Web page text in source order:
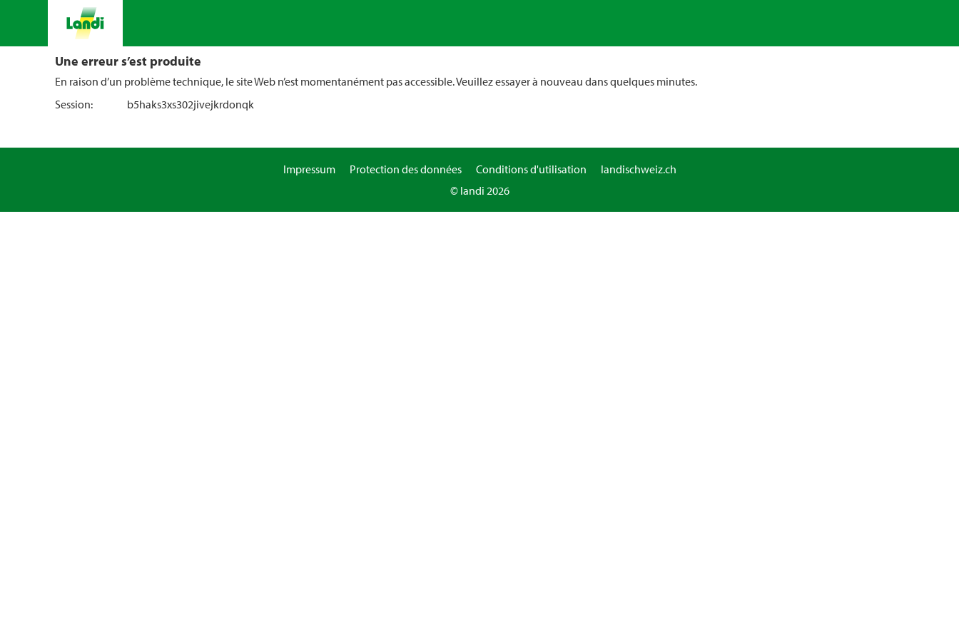
Une erreur s’est produite
En raison d’un problème technique, le site Web n’est momentanément pas accessible. Veuillez essayer à nouveau dans quelques minutes.
Session:
b5haks3xs302jivejkrdonqk
Impressum Protection des données Conditions d'utilisation
landischweiz.ch
© landi 2026